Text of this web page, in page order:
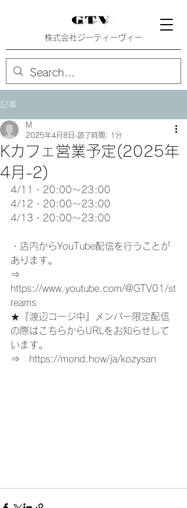
株式会社ジーティーヴィー
記事
Kカフェ営業予定(2025年
4月-2)
M
2025年4月8日 読了時間: 1分
4/11・20:00〜23:00
4/12・20:00〜23:00
4/13・20:00〜23:00
・店内からYouTube配信を行うことが
あります。
⇒
https://www.youtube.com/@GTV01/st
reams
★『渡辺コージ中』メンバー限定配信
の際はこちらからURLをお知らせして
います。
⇒
https://mond.how/ja/kozysan